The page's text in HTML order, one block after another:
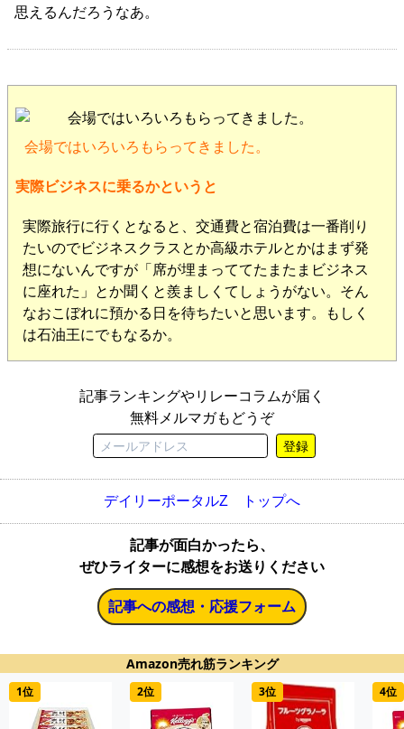
思えるんだろうなあ。
会場ではいろいろもらってきました。
実際ビジネスに乗るかというと
実際旅行に行くとなると、交通費と宿泊費は一番削り
たいのでビジネスクラスとか高級ホテルとかはまず発
想にないんですが「席が埋まっててたまたまビジネス
に座れた」とか聞くと羨ましくてしょうがない。そん
なおこぼれに預かる日を待ちたいと思います。もしく
は石油王にでもなるか。
記事ランキングやリレーコラムが届く
無料メルマガもどうぞ
登録
デイリーポータルZ トップへ
記事が面白かったら、
ぜひライターに感想をお送りください
記事への感想・応援フォーム
Amazon売れ筋ランキング
1位 2位 3位 4位